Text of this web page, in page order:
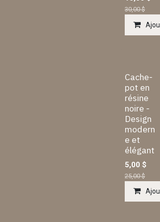
30,00$
Cache-
pot en
résine
noire -
Design
modern
e et
élégant
5,00 $
25,00$